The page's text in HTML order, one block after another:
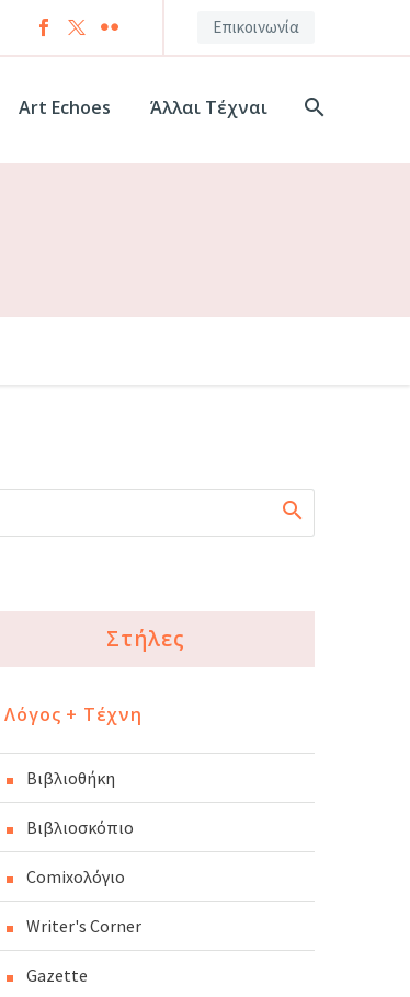
Επικοινωνία
Art Echoes Άλλαι Τέχναι
Στήλες
Λόγος + Τέχνη
Βιβλιοθήκη
Βιβλιοσκόπιο
Comixoλόγιο
Writer's Corner
Gazette